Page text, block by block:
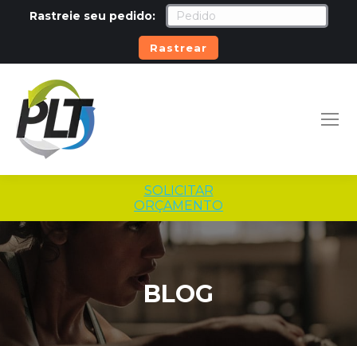
Rastreie seu pedido:
Rastrear
SOLICITAR
ORÇAMENTO
BLOG